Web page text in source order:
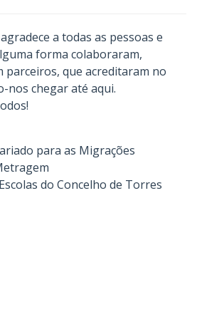
a todas as pessoas e
forma colaboraram,
que acreditaram no
nos chegar até aqui.
para as Migrações
do Concelho de Torres